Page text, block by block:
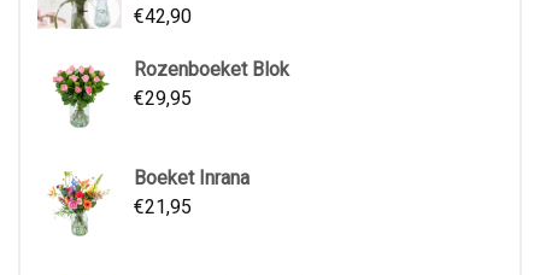
€42,90
Rozenboeket Blok
€29,95
Boeket Inrana
€21,95